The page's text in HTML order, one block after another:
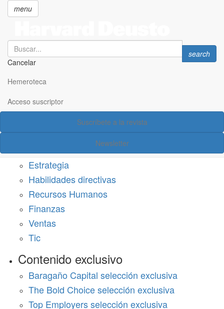
principal
menu
Search
Cancelar
Search
search
Hemeroteca
Acceso suscriptor
Suscríbete a la revista
Newsletter
Acceso suscriptor
Estrategia
Habilidades directivas
Recursos Humanos
Finanzas
Ventas
Tic
Contenido exclusivo
Baragaño Capital selección exclusiva
The Bold Choice selección exclusiva
Top Employers selección exclusiva